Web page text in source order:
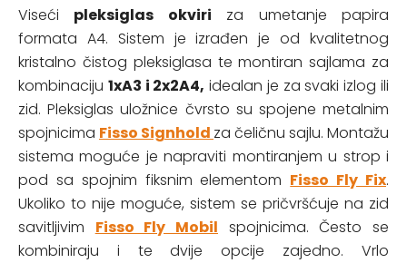
Viseći pleksiglas okviri za umetanje papira
formata A4. Sistem je izrađen je od kvalitetnog
kristalno čistog pleksiglasa te montiran sajlama za
kombinaciju 1xA3 i 2x2A4, idealan je za svaki izlog ili
zid. Pleksiglas uložnice čvrsto su spojene metalnim
spojnicima Fisso Signhold za čeličnu sajlu. Montažu
sistema moguće je napraviti montiranjem u strop i
pod sa spojnim fiksnim elementom Fisso Fly Fix.
Ukoliko to nije moguće, sistem se pričvršćuje na zid
savitljivim Fisso Fly Mobil spojnicima. Često se
kombiniraju i te dvije opcije zajedno. Vrlo